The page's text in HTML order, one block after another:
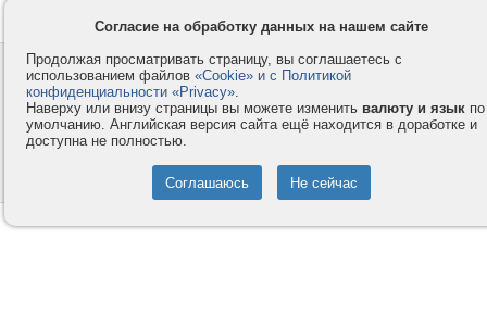
Контакты
Компания
Privacy и Cookie
Услуги
Как оплатить
Помощь
© 2008-2026
- Все права защищены.
Согласие на обработку данных на нашем сайте
Продолжая просматривать страницу, вы соглашаетесь с
использованием файлов «Cookie» и с Политикой
конфиденциальности «Privacy».
Наверху или внизу страницы вы можете изменить валюту и язык по
умолчанию. Английская версия сайта ещё находится в доработке и
доступна не полностью.